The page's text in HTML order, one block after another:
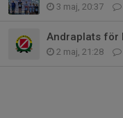
3 maj, 20:37
2 maj, 21:28